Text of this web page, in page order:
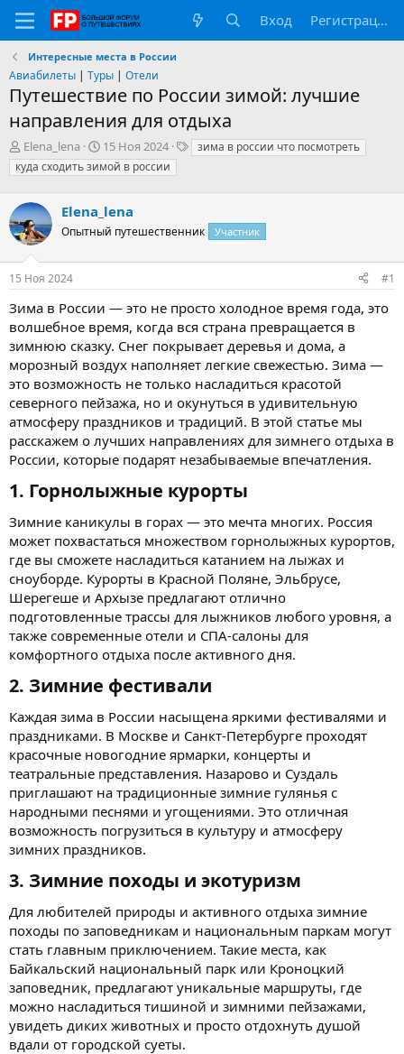
Вход Регистрация
Интересные места в России
Авиабилеты | Туры | Отели
Путешествие по России зимой: лучшие
направления для отдыха
А
в
т
р
т
е
м
ы
Elena_lena
Д
а
т
н
а
а
а
15 Ноя 2024
Тзима в россии что посмотреть
куда сходить зимой в россии
Elena_lena
Опытный путешественник Участник
15 Ноя 2024 #1
Зима в России — это не просто холодное время года, это
волшебное время, когда вся страна превращается в
зимнюю сказку. Снег покрывает деревья и дома, а
морозный воздух наполняет легкие свежестью. Зима —
это возможность не только насладиться красотой
северного пейзажа, но и окунуться в удивительную
атмосферу праздников и традиций. В этой статье мы
расскажем о лучших направлениях для зимнего отдыха в
России, которые подарят незабываемые впечатления.
1. Горнолыжные курорты​
Зимние каникулы в горах — это мечта многих. Россия
может похвастаться множеством горнолыжных курортов,
где вы сможете насладиться катанием на лыжах и
сноуборде. Курорты в Красной Поляне, Эльбрусе,
Шерегеше и Архызе предлагают отлично
подготовленные трассы для лыжников любого уровня, а
также современные отели и СПА-салоны для
комфортного отдыха после активного дня.
2. Зимние фестивали​
Каждая зима в России насыщена яркими фестивалями и
праздниками. В Москве и Санкт-Петербурге проходят
красочные новогодние ярмарки, концерты и
театральные представления. Назарово и Суздаль
приглашают на традиционные зимние гулянья с
народными песнями и угощениями. Это отличная
возможность погрузиться в культуру и атмосферу
зимних праздников.
3. Зимние походы и экотуризм​
Для любителей природы и активного отдыха зимние
походы по заповедникам и национальным паркам могут
стать главным приключением. Такие места, как
Байкальский национальный парк или Кроноцкий
заповедник, предлагают уникальные маршруты, где
можно насладиться тишиной и зимними пейзажами,
увидеть диких животных и просто отдохнуть душой
вдали от городской суеты.